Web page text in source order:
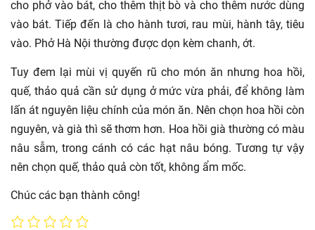
cho phở vào bát, cho thêm thịt bò và cho thêm nước dùng
vào bát. Tiếp đến là cho hành tươi, rau mùi, hành tây, tiêu
vào. Phở Hà Nội thường được dọn kèm chanh, ớt.
Tuy đem lại mùi vị quyến rũ cho món ăn nhưng hoa hồi,
quế, thảo quả cần sử dụng ở mức vừa phải, để không làm
lấn át nguyên liệu chính của món ăn. Nên chọn hoa hồi còn
nguyên, và già thì sẽ thơm hơn. Hoa hồi già thường có màu
nâu sẫm, trong cánh có các hạt nâu bóng. Tương tự vậy
nên chọn quế, thảo quả còn tốt, không ẩm mốc.
Chúc các bạn thành công!